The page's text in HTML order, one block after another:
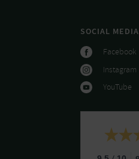
SOCIAL MEDIA
Facebook
Instagram
YouTube